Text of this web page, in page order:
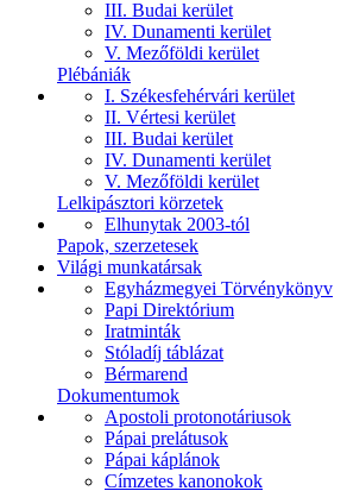
III. Budai kerület
IV. Dunamenti kerület
V. Mezőföldi kerület
Plébániák
I. Székesfehérvári kerület
II. Vértesi kerület
III. Budai kerület
IV. Dunamenti kerület
V. Mezőföldi kerület
Lelkipásztori körzetek
Elhunytak 2003-tól
Papok, szerzetesek
Világi munkatársak
Egyházmegyei Törvénykönyv
Papi Direktórium
Iratminták
Stóladíj táblázat
Bérmarend
Dokumentumok
Apostoli protonotáriusok
Pápai prelátusok
Pápai káplánok
Címzetes kanonokok